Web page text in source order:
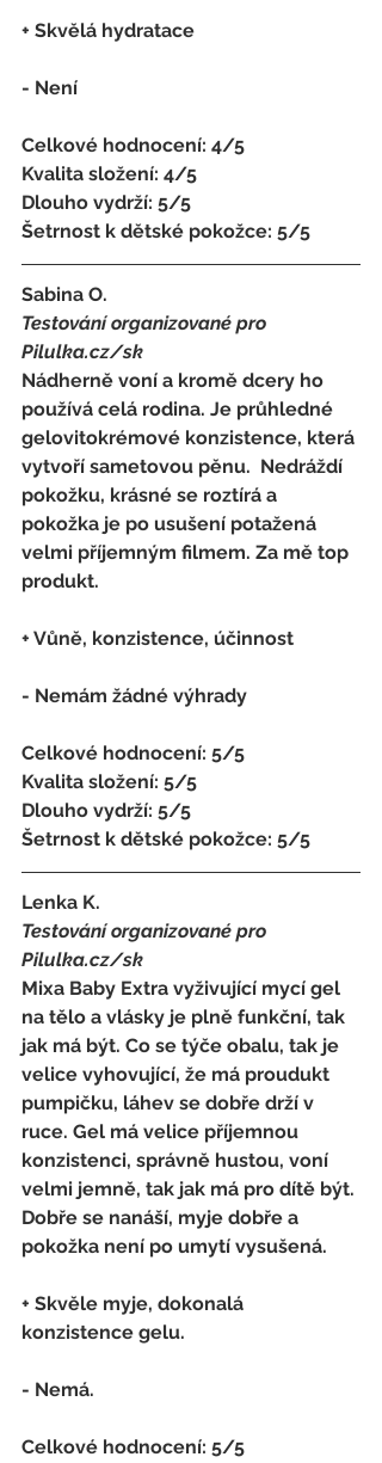
+ Skvělá hydratace
- Není
Celkové hodnocení: 4/5
Kvalita složení: 4/5
Dlouho vydrží: 5/5
Šetrnost k dětské pokožce: 5/5
Sabina O.
Testování organizované pro
Pilulka.cz/sk
Nádherně voní a kromě dcery ho
používá celá rodina. Je průhledné
gelovitokrémové konzistence, která
vytvoří sametovou pěnu.  Nedráždí
pokožku, krásné se roztírá a
pokožka je po usušení potažená
velmi příjemným filmem. Za mě top
produkt.
+ Vůně, konzistence, účinnost
- Nemám žádné výhrady
Celkové hodnocení: 5/5
Kvalita složení: 5/5
Dlouho vydrží: 5/5
Šetrnost k dětské pokožce: 5/5
Lenka K.
Testování organizované pro
Pilulka.cz/sk
Mixa Baby Extra vyživující mycí gel
na tělo a vlásky je plně funkční, tak
jak má být. Co se týče obalu, tak je
velice vyhovující, že má proudukt
pumpičku, láhev se dobře drží v
ruce. Gel má velice příjemnou
konzistenci, správně hustou, voní
velmi jemně, tak jak má pro dítě být.
Dobře se nanáší, myje dobře a
pokožka není po umytí vysušená.
+ Skvěle myje, dokonalá
konzistence gelu.
- Nemá.
Celkové hodnocení: 5/5